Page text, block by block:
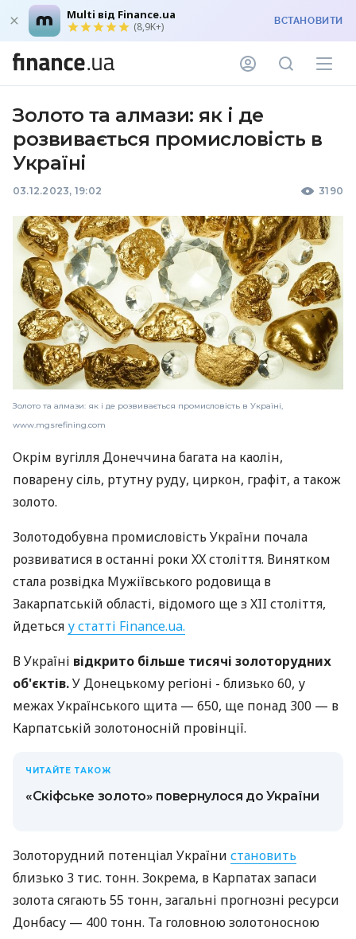
Multi від Finance.ua
(8,9K+) ВСТАНОВИТИ
Золото та алмази: як і де
розвивається промисловість в
Україні
03.12.2023, 19:02 3190
Золото та алмази: як і де розвивається промисловість в Україні,
www.mgsrefining.com
Окрім вугілля Донеччина багата на каолін,
поварену сіль, ртутну руду, циркон, графіт, а також
золото.
Золотодобувна промисловість України почала
розвиватися в останні роки XX століття. Винятком
стала розвідка Мужіївського родовища в
Закарпатській області, відомого ще з XII століття,
йдеться у статті Finance.ua.
В Україні відкрито більше тисячі золоторудних
об'єктів.У Донецькому регіоні - близько 60, у
межах Українського щита — 650, ще понад 300 — в
Карпатській золотоносній провінції.
ЧИТАЙТЕ ТАКОЖ
«Скіфське золото» повернулося до України
Золоторудний потенціал України становить
близько 3 тис. тонн. Зокрема, в Карпатах запаси
золота сягають 55 тонн, загальні прогнозні ресурси
Донбасу — 400 тонн. Та головною золотоносною